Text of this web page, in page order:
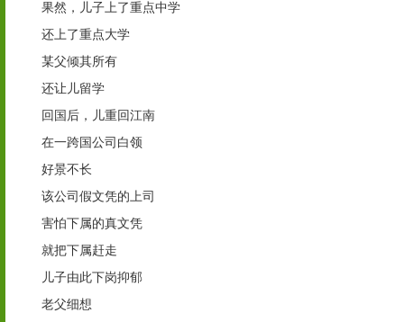
果然，儿子上了重点中学
还上了重点大学
某父倾其所有
还让儿留学
回国后，儿重回江南
在一跨国公司白领
好景不长
该公司假文凭的上司
害怕下属的真文凭
就把下属赶走
儿子由此下岗抑郁
老父细想